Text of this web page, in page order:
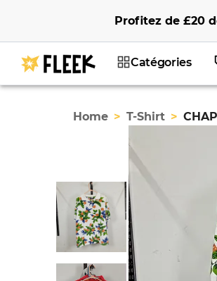
Profitez de £20
Catégories
Home > T-Shirt >